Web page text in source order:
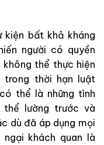
kiện bất khả kháng
người có quyền
thể thực hiện
trong thời hạn luật
thể là những tình
thể lường trước và
dù đã áp dụng mọi
khách quan là